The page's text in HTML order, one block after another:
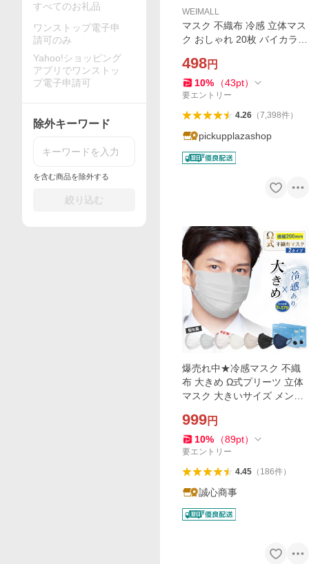
WEIMALL
マスク 不織布 冷感 立体マス
ク おしゃれ 20枚 バイカラー
ップマスク 3Dデイリースタ
イル 両面カラー
498円
10% （43pt）
要エントリー
4.26（7,398件）
pickupplazashop
爆売れ中★冷感マスク 不織
布 大きめ Ω式プリーツ 立体
マスク 大きいサイズ メンズ
レー 白 男 個包装30枚 耳痛
くない 花粉対策
999円
10% （89pt）
要エントリー
4.45（ 186件）
誠心商事
すべてのお礼品
ワンストップ電子申
請可のみ
Yahoo!ショッピング
アプリでワンストッ
プ電子申請可
除外キーワード
を含む商品を除外する
絞り込む